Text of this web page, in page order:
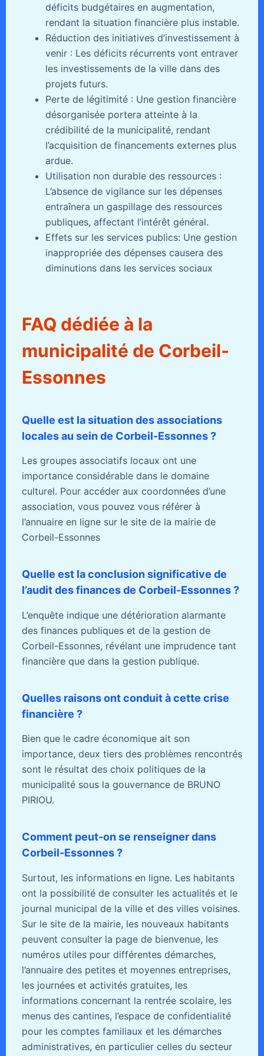
déficits budgétaires en augmentation,
rendant la situation financière plus instable.
Réduction des initiatives d’investissement à
venir : Les déficits récurrents vont entraver
les investissements de la ville dans des
projets futurs.
Perte de légitimité : Une gestion financière
désorganisée portera atteinte à la
crédibilité de la municipalité, rendant
l’acquisition de financements externes plus
ardue.
Utilisation non durable des ressources :
L’absence de vigilance sur les dépenses
entraînera un gaspillage des ressources
publiques, affectant l’intérêt général.
Effets sur les services publics: Une gestion
inappropriée des dépenses causera des
diminutions dans les services sociaux
FAQ dédiée à la
municipalité de Corbeil-
Essonnes
Quelle est la situation des associations
locales au sein de Corbeil-Essonnes ?
Les groupes associatifs locaux ont une
importance considérable dans le domaine
culturel. Pour accéder aux coordonnées d’une
association, vous pouvez vous référer à
l’annuaire en ligne sur le site de la mairie de
Corbeil-Essonnes
Quelle est la conclusion significative de
l’audit des finances de Corbeil-Essonnes ?
L’enquête indique une détérioration alarmante
des finances publiques et de la gestion de
Corbeil-Essonnes, révélant une imprudence tant
financière que dans la gestion publique.
Quelles raisons ont conduit à cette crise
financière ?
Bien que le cadre économique ait son
importance, deux tiers des problèmes rencontrés
sont le résultat des choix politiques de la
municipalité sous la gouvernance de BRUNO
PIRIOU.
Comment peut-on se renseigner dans
Corbeil-Essonnes ?
Surtout, les informations en ligne. Les habitants
ont la possibilité de consulter les actualités et le
journal municipal de la ville et des villes voisines.
Sur le site de la mairie, les nouveaux habitants
peuvent consulter la page de bienvenue, les
numéros utiles pour différentes démarches,
l’annuaire des petites et moyennes entreprises,
les journées et activités gratuites, les
informations concernant la rentrée scolaire, les
menus des cantines, l’espace de confidentialité
pour les comptes familiaux et les démarches
administratives, en particulier celles du secteur